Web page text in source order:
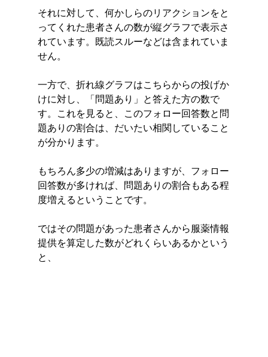
それに対して、何かしらのリアクションをと
ってくれた患者さんの数が縦グラフで表示さ
れています。既読スルーなどは含まれていま
せん。
一方で、折れ線グラフはこちらからの投げか
けに対し、「問題あり」と答えた方の数で
す。これを見ると、このフォロー回答数と問
題ありの割合は、だいたい相関していること
が分かります。
もちろん多少の増減はありますが、フォロー
回答数が多ければ、問題ありの割合もある程
度増えるということです。
ではその問題があった患者さんから服薬情報
提供を算定した数がどれくらいあるかという
と、